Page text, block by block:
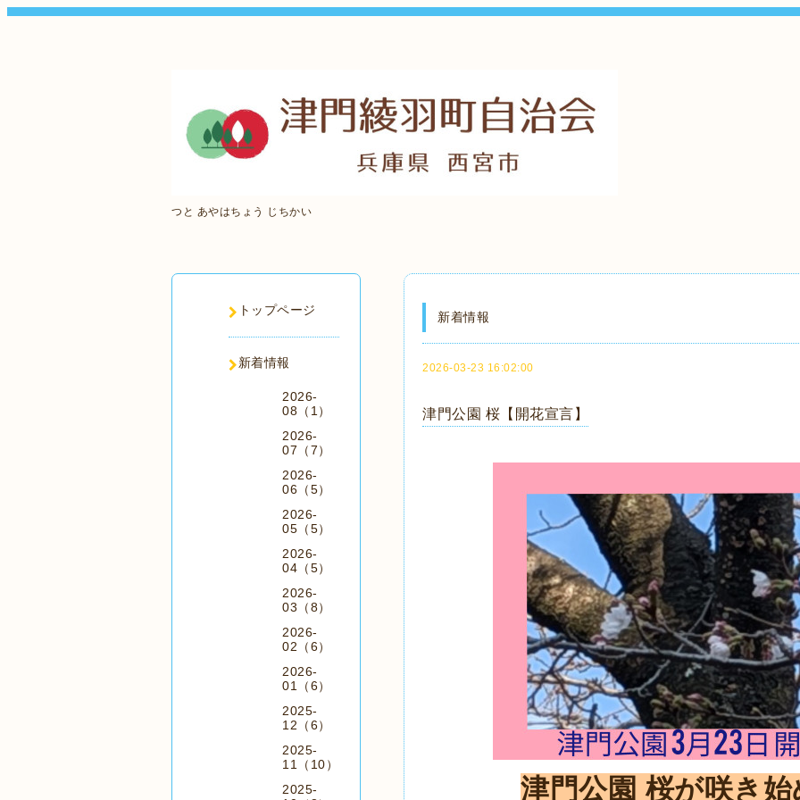
つと あやはちょう じちかい
新着情報
2026-03-23 16:02:00
津門公園 桜【開花宣言】
津門公園 桜が咲き
トップページ
新着情報
2026-
08（1）
2026-
07（7）
2026-
06（5）
2026-
05（5）
2026-
04（5）
2026-
03（8）
2026-
02（6）
2026-
01（6）
2025-
12（6）
2025-
11（10）
2025-